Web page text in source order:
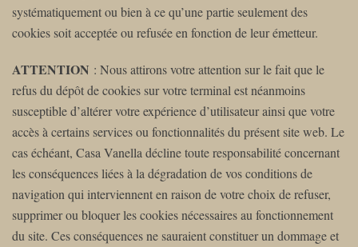
systématiquement ou bien à ce qu’une partie seulement des
cookies soit acceptée ou refusée en fonction de leur émetteur.
ATTENTION : Nous attirons votre attention sur le fait que le
refus du dépôt de cookies sur votre terminal est néanmoins
susceptible d’altérer votre expérience d’utilisateur ainsi que votre
accès à certains services ou fonctionnalités du présent site web. Le
cas échéant, Casa Vanella décline toute responsabilité concernant
les conséquences liées à la dégradation de vos conditions de
navigation qui interviennent en raison de votre choix de refuser,
supprimer ou bloquer les cookies nécessaires au fonctionnement
du site. Ces conséquences ne sauraient constituer un dommage et